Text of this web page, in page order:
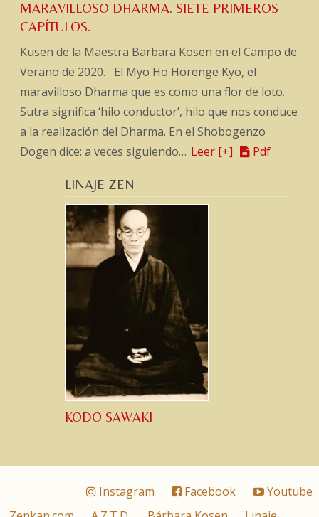
MARAVILLOSO DHARMA. SIETE PRIMEROS
CAPÍTULOS.
Kusen de la Maestra Barbara Kosen en el Campo de
Verano de 2020. El Myo Ho Horenge Kyo, el
maravilloso Dharma que es como una flor de loto.
Sutra significa ‘hilo conductor’, hilo que nos conduce
a la realización del Dharma. En el Shobogenzo
Dogen dice: a veces siguiendo… Leer [+] Pdf
LINAJE ZEN
KODO SAWAKI
Instagram Facebook
Youtube